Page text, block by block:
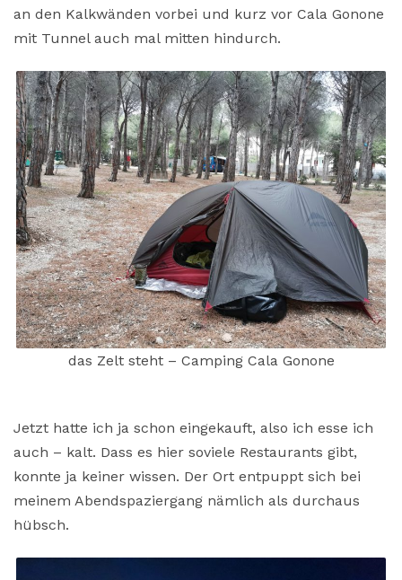
an den Kalkwänden vorbei und kurz vor Cala Gonone
mit Tunnel auch mal mitten hindurch.
das Zelt steht – Camping Cala Gonone
Jetzt hatte ich ja schon eingekauft, also ich esse ich
auch – kalt. Dass es hier soviele Restaurants gibt,
konnte ja keiner wissen. Der Ort entpuppt sich bei
meinem Abendspaziergang nämlich als durchaus
hübsch.